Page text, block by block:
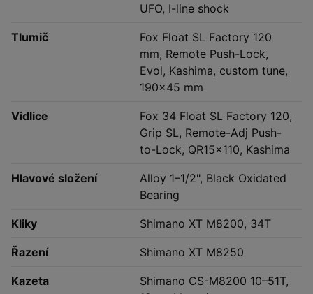
UFO, I-line shock
Tlumič
Fox Float SL Factory 120
mm, Remote Push-Lock,
Evol, Kashima, custom tune,
190×45 mm
Vidlice
Fox 34 Float SL Factory 120,
Grip SL, Remote-Adj Push-
to-Lock, QR15×110, Kashima
Hlavové složení
Alloy 1–1/2", Black Oxidated
Bearing
Kliky Shimano XT M8200, 34T
Řazení Shimano XT M8250
Kazeta
Shimano CS-M8200 10–51T,